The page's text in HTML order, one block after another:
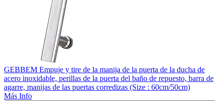
GEBBEM Empuje y tire de la manija de la puerta de la ducha de
acero inoxidable, perillas de la puerta del baño de repuesto, barra de
agarre, manijas de las puertas corredizas (Size : 60cm/50cm)
Más Info